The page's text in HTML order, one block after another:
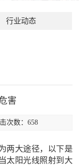
行业动态
害
次数：658
大途径，以下是
太阳光线照射到大